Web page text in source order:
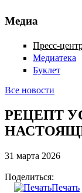
Медиа
Пресс-
Медиатека
Буклет
Все новости
РЕЦЕПТ
31 марта 2026
Поделиться:
Печать